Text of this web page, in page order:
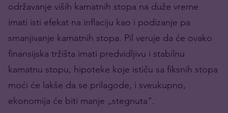
održavanje viših kamatnih stopa na duže vreme
imati isti efekat na inflaciju kao i podizanje pa
smanjivanje kamatnih stopa. Pil veruje da će ovako
finansijska tržišta imati predvidljivu i stabilnu
kamatnu stopu, hipoteke koje ističu sa fiksnih stopa
moći će lakše da se prilagode, i sveukupno,
ekonomija će biti manje „stegnuta“.